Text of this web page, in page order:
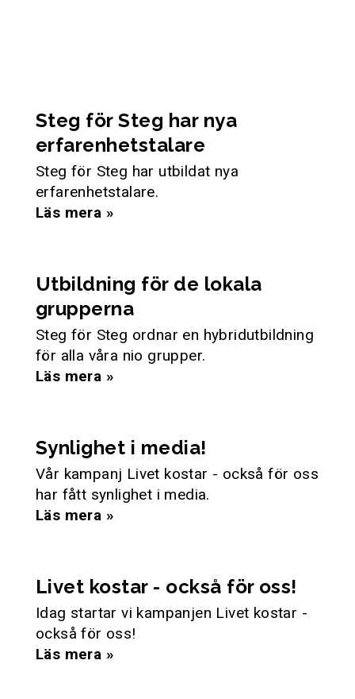
Steg för Steg har nya
erfarenhetstalare
Steg för Steg har utbildat nya
erfarenhetstalare.
Läs mera »
Utbildning för de lokala
grupperna
Steg för Steg ordnar en hybridutbildning
för alla våra nio grupper.
Läs mera »
Synlighet i media!
Vår kampanj Livet kostar - också för oss
har fått synlighet i media.
Läs mera »
Livet kostar - också för oss!
Idag startar vi kampanjen Livet kostar -
också för oss!
Läs mera »